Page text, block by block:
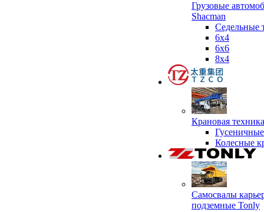
Грузовые
Shacman
Седельные
6х4
6x6
8x4
Крановая
Колесные
Самосвалы
подземные Tonly